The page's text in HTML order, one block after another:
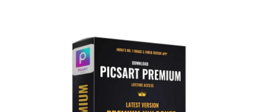
was:
₹197.00.
is:
₹0.00.